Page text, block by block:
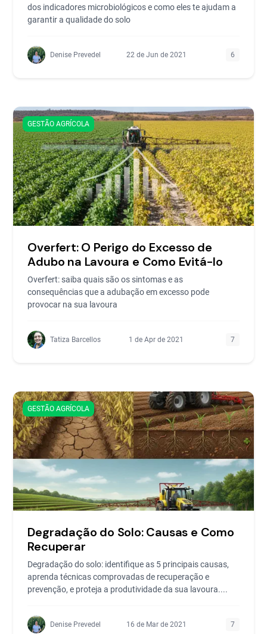
dos indicadores microbiológicos e como eles te ajudam a
garantir a qualidade do solo
Denise Prevedel 22 de Jun de 2021 6
GESTÃO AGRÍCOLA
Overfert: O Perigo do Excesso de
Adubo na Lavoura e Como Evitá-lo
Overfert: saiba quais são os sintomas e as
consequências que a adubação em excesso pode
provocar na sua lavoura
Tatiza Barcellos 1 de Apr de 2021 7
GESTÃO AGRÍCOLA
Degradação do Solo: Causas e Como
Recuperar
Degradação do solo: identifique as 5 principais causas,
aprenda técnicas comprovadas de recuperação e
prevenção, e proteja a produtividade da sua lavoura....
Denise Prevedel 16 de Mar de 2021 7